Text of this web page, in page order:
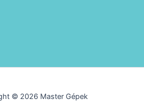
© 2026 Master Gépek